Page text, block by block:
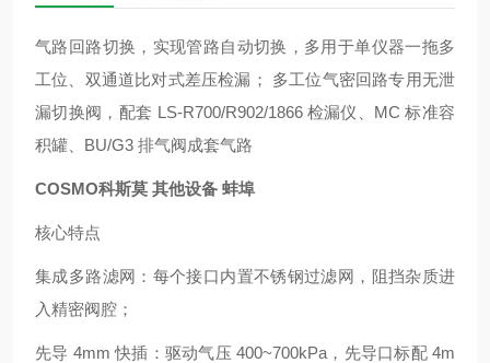
气路回路切换，实现管路自动切换，多用于单仪器一拖多
工位、双通道比对式差压检漏； 多工位气密回路专用无泄
漏切换阀，配套 LS-R700/R902/1866 检漏仪、MC 标准容
积罐、BU/G3 排气阀成套气路
COSMO科斯莫 其他设备 蚌埠
核心特点
集成多路滤网：每个接口内置不锈钢过滤网，阻挡杂质进
入精密阀腔；
先导 4mm 快插：驱动气压 400~700kPa，先导口标配 4m